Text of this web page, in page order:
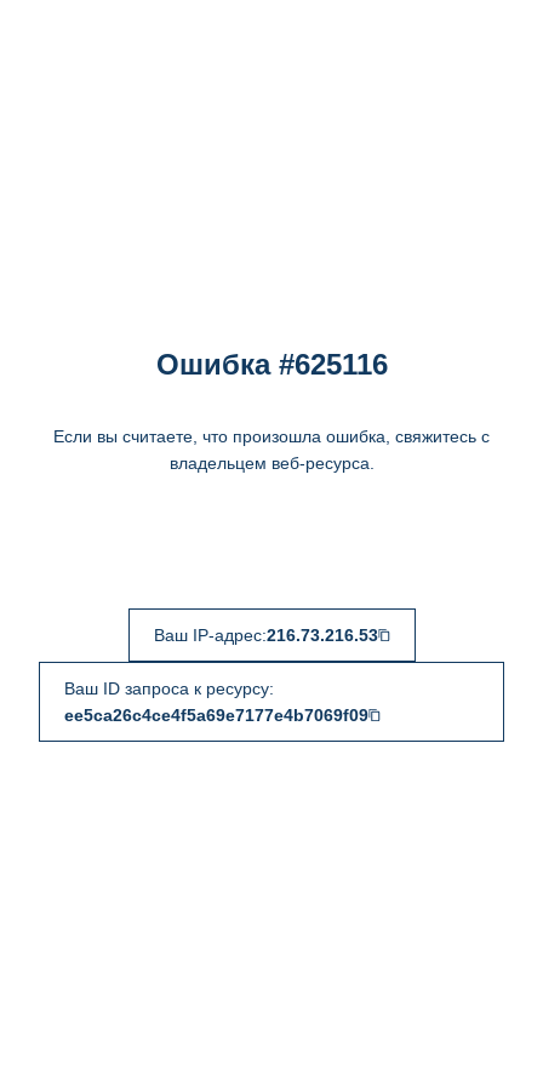
Ошибка #625116
Если вы считаете, что произошла ошибка, свяжитесь с
владельцем веб-ресурса.
Ваш IP-адрес:216.73.216.53
Ваш ID запроса к ресурсу:
ee5ca26c4ce4f5a69e7177e4b7069f09